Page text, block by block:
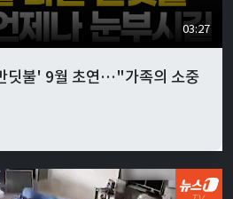
03:27
딧불' 9월 초연…"가족의 소중